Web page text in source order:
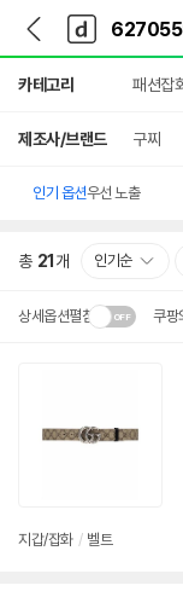
다
나
와
가
기
다
와
메
인
카테고리 패션잡
제조사/브랜드 구찌
인기 옵션우선 노출
총 21 개 인기순
상세옵션펼침 쿠팡
배송·설치비가 달라집니
지갑/잡화 / 벨트